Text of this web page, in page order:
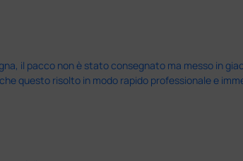
il pacco non è stato consegnato ma messo in
questo risolto in modo rapido professionale e